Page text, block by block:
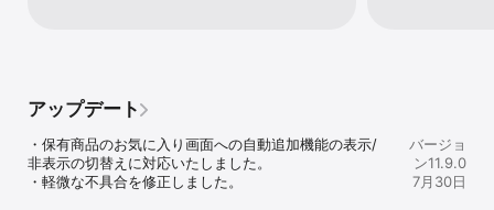
株価をタップするだけで発注できる「エクスプレス注文」。チャー
ト画面への切替えも可能でトレンドを見ながらよりスピーディーに
■テクニカルチャート
全体のトレンドを一目で把握できる4画面チャートを搭載。個別チャ
くいと思いました。あとこれはアプリの評価
ではありませんが、米国株を取引する上で気
になる為替手数料。いいアプリがあるのに、
残念ながら楽天証券、楽天銀行の為替手数料
が、競合他社に比べてかなりお高め。今は米
国株だけ使いづらさを我慢して他社で取引し
動きを追えや
た注目のテー
加するので、
アップデート
・保有商品のお気に入り画面への自動追加機能の表示/
非表示の切替えに対応いたしました。
・軽微な不具合を修正しました。
バージョ
ン11.9.0
7月30日